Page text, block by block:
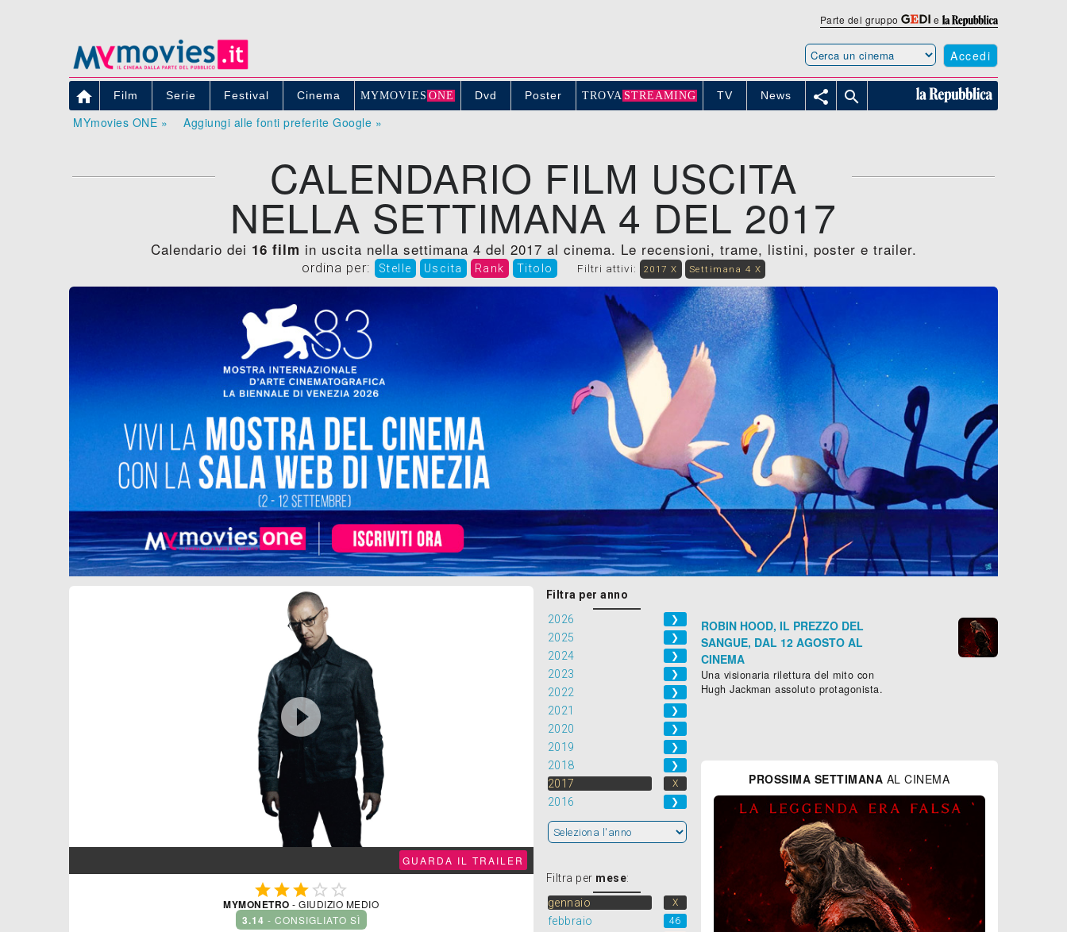
Parte del gruppo e
Accedi
 Film Serie Festival Cinema MYMOVIE S ONE Dvd Poster TROVA STREAMING TV News  
MYmovies ONE » Aggiungi alle fonti preferite Google »
CALENDARIO FILM USCITA
NELLA SETTIMANA 4 DEL 2017
Calendario dei 16 film in uscita nella settimana 4 del 2017 al cinema. Le recensioni, trame, listini, poster e trailer.
ordina per: Stelle Uscita Rank Titolo Filtri attivi: 2017 X Settimana 4 X

GUARDA IL TRAILER
  
MYMONETRO - GIUDIZIO MEDIO
3.14 - CONSIGLIATO SÌ
Filtra per anno
2026
❯
2025 ❯
2024 ❯
2023 ❯
2022 ❯
2021 ❯
2020 ❯
2019 ❯
2018 ❯
2017 X
2016 ❯
Filtra per mese:
gennaio
X
febbraio 46
ROBIN HOOD, IL PREZZO DEL
SANGUE, DAL 12 AGOSTO AL
CINEMA
Una visionaria rilettura del mito con
Hugh Jackman assoluto protagonista.
PROSSIMA SETTIMANA AL CINEMA